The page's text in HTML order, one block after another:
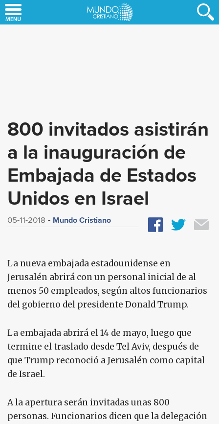
to
800 invitados asistirán
a la inauguración de
Embajada de Estados
Unidos en Israel
05-11-2018 Mundo Cristiano
La nueva embajada estadounidense en
Jerusalén abrirá con un personal inicial de al
menos 50 empleados, según altos funcionarios
del gobierno del presidente Donald Trump.
La embajada abrirá el 14 de mayo, luego que
termine el traslado desde Tel Aviv, después de
que Trump reconoció a Jerusalén como capital
de Israel.
A la apertura serán invitadas unas 800
personas. Funcionarios dicen que la delegación